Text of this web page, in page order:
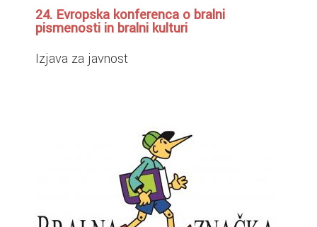
24. Evropska konferenca o bralni
pismenosti in bralni kulturi
Izjava za javnost